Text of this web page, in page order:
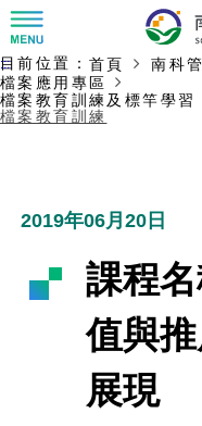
訊息公告
徵才公告
招標資訊
園區電子看板專區
大事紀
局長小檔案
局長電子信箱
機關組織
組織法
組織架構
施政主軸
年度工作展望
廉政園地
簡介
競爭優勢
土地規劃
高雄園區
簡介
競爭優勢
橋頭園區
簡介
新設園區
主要內容開始
:::
目前位置： 首頁
南科
檔案應用專區
檔案教育訓練及標竿學習
檔案教育訓練
2019年06月20日
課程
值與
展現